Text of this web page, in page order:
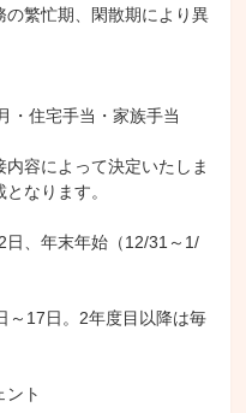
繁忙期、閑散期により異
・住宅手当・家族手当
容によって決定いたしま
なります。
日、年末年始（12/31～1/
～17日。2年度目以降は毎
ント